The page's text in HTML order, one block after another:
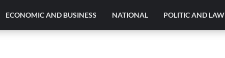
ECONOMIC AND BUSINESS NATIONAL POLITIC AND LAW